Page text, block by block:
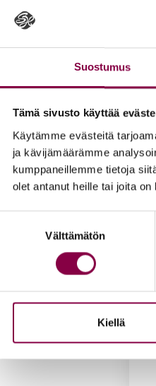
Suostumus
Tämä sivusto käyttää
Käytämme evästeitä
ja kävijämäärämme
kumppaneillemme tietoja
olet antanut heille tai joita
Välttämätön
Kiellä